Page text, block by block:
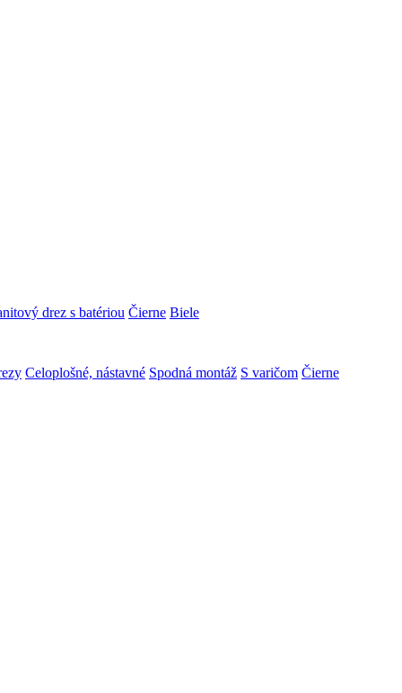
drez s batériou Čierne Biele
Celoplošné, nástavné Spodná montáž S varičom Čierne